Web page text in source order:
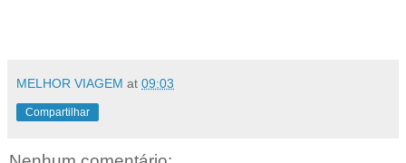
MELHOR VIAGEM at 09:03
Compartilhar